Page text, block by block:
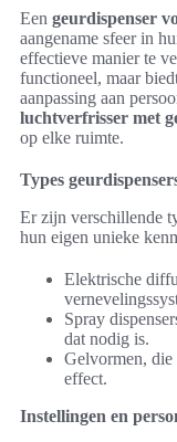
Een geurdispenser
aangename sfeer in
effectieve manier te
functioneel, maar
aanpassing aan
luchtverfrisser met
op elke ruimte.
Types
Er zijn verschillende
hun eigen unieke
Elektrische
Spray
dat nodig is.
Gelvormen, die
effect.
Instellingen en